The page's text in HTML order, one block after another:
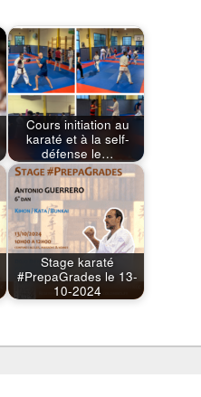
Cours initiation au
karaté et à la self-
défense le…
Stage karaté
#PrepaGrades le 13-
10-2024